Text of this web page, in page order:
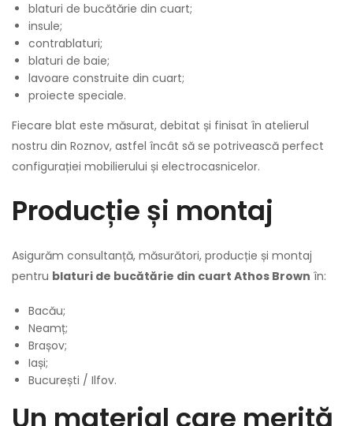
blaturi de bucătărie din cuart;
insule;
contrablaturi;
blaturi de baie;
lavoare construite din cuart;
proiecte speciale.
Fiecare blat este măsurat, debitat și finisat în atelierul
nostru din Roznov, astfel încât să se potrivească perfect
configurației mobilierului și electrocasnicelor.
Producție și montaj
Asigurăm consultanță, măsurători, producție și montaj
pentru blaturi de bucătărie din cuart Athos Brown în:
Bacău;
Neamț;
Brașov;
Iași;
București / Ilfov.
Un material care merită